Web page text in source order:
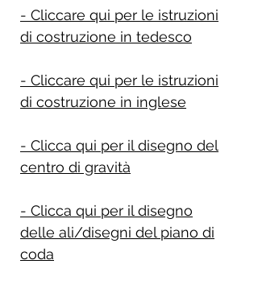
- Cliccare qui per le istruzioni
di costruzione in tedesco
- Cliccare qui per le istruzioni
di costruzione in inglese
- Clicca qui per il disegno del
centro di gravità
- Clicca qui per il disegno
delle ali/disegni del piano di
coda